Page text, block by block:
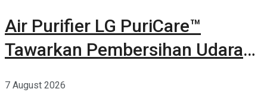
Air Purifier LG PuriCare™
Tawarkan Pembersihan Udara
7 August 2026